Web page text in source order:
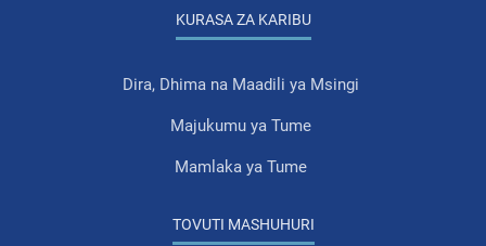
KURASA ZA KARIBU
Dira, Dhima na Maadili ya Msingi
Majukumu ya Tume
Mamlaka ya Tume
TOVUTI MASHUHURI